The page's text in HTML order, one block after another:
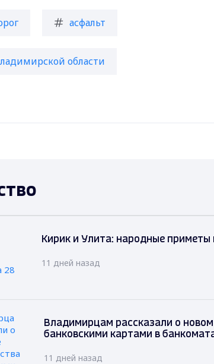
асфальт
области
Кирик и Улита: народные приметы
11 дней назад
Владимирцам рассказали о
банковскими картами в
11 дней назад